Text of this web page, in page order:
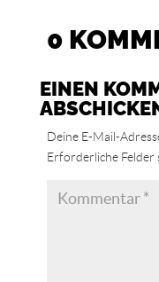
0
EINEN
Deine E-Mail-
Erforderliche Felder